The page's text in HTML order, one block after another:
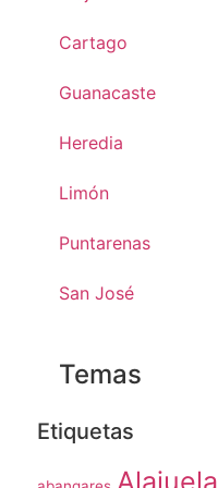
Cartago
Guanacaste
Heredia
Limón
Puntarenas
San José
Temas
Etiquetas
Alajuela